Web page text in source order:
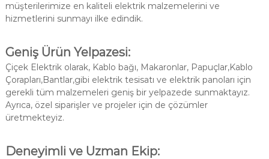
–
n
t
l
o
müşterilerimize en kaliteli elektrik malzemelerini ve
hizmetlerini sunmayı ilke edindik.
Geniş Ürün Yelpazesi:
Çiçek Elektrik olarak, Kablo bağı, Makaronlar, Papuçlar,Kablo
Çorapları,Bantlar,gibi elektrik tesisatı ve elektrik panoları için
gerekli tüm malzemeleri geniş bir yelpazede sunmaktayız.
Ayrıca, özel siparişler ve projeler için de çözümler
üretmekteyiz.
Deneyimli ve Uzman Ekip: